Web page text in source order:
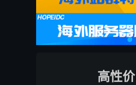
高性